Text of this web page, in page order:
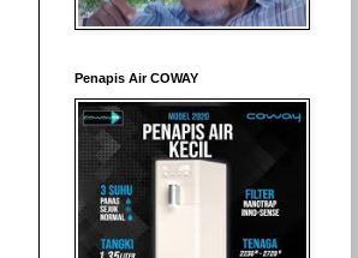
Penapis Air COWAY